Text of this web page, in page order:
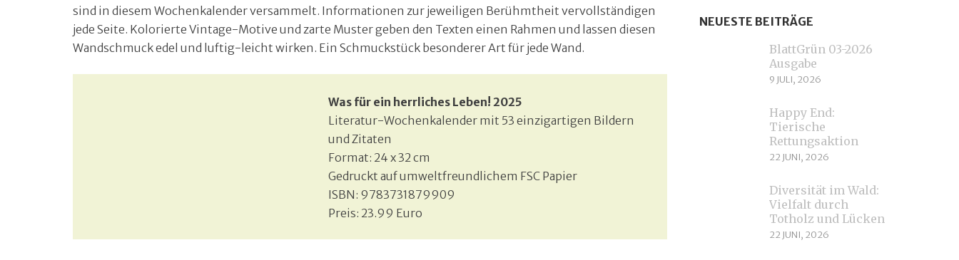
sind in diesem Wochenkalender versammelt. Informationen zur jeweiligen Berühmtheit vervollständigen
jede Seite. Kolorierte Vintage-Motive und zarte Muster geben den Texten einen Rahmen und lassen diesen
Wandschmuck edel und luftig-leicht wirken. Ein Schmuckstück besonderer Art für jede Wand.
Was für ein herrliches Leben! 2025
Literatur-Wochenkalender mit 53 einzigartigen Bildern
und Zitaten
Format: 24 x 32 cm
Gedruckt auf umweltfreundlichem FSC Papier
ISBN: 9783731879909
Preis: 23.99 Euro
NEUESTE BEITRÄGE
BlattGrün 03-2026
Ausgabe
9 JULI, 2026
Happy End:
Tierische
Rettungsaktion
22 JUNI, 2026
Diversität im Wald:
Vielfalt durch
Totholz und Lücken
22 JUNI, 2026